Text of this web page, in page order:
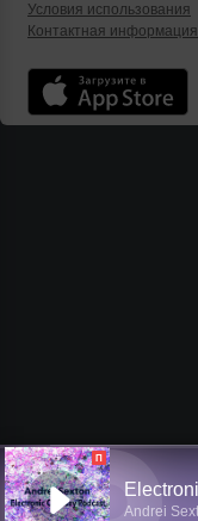
Условия использования
Контактная информация
П
Andrei